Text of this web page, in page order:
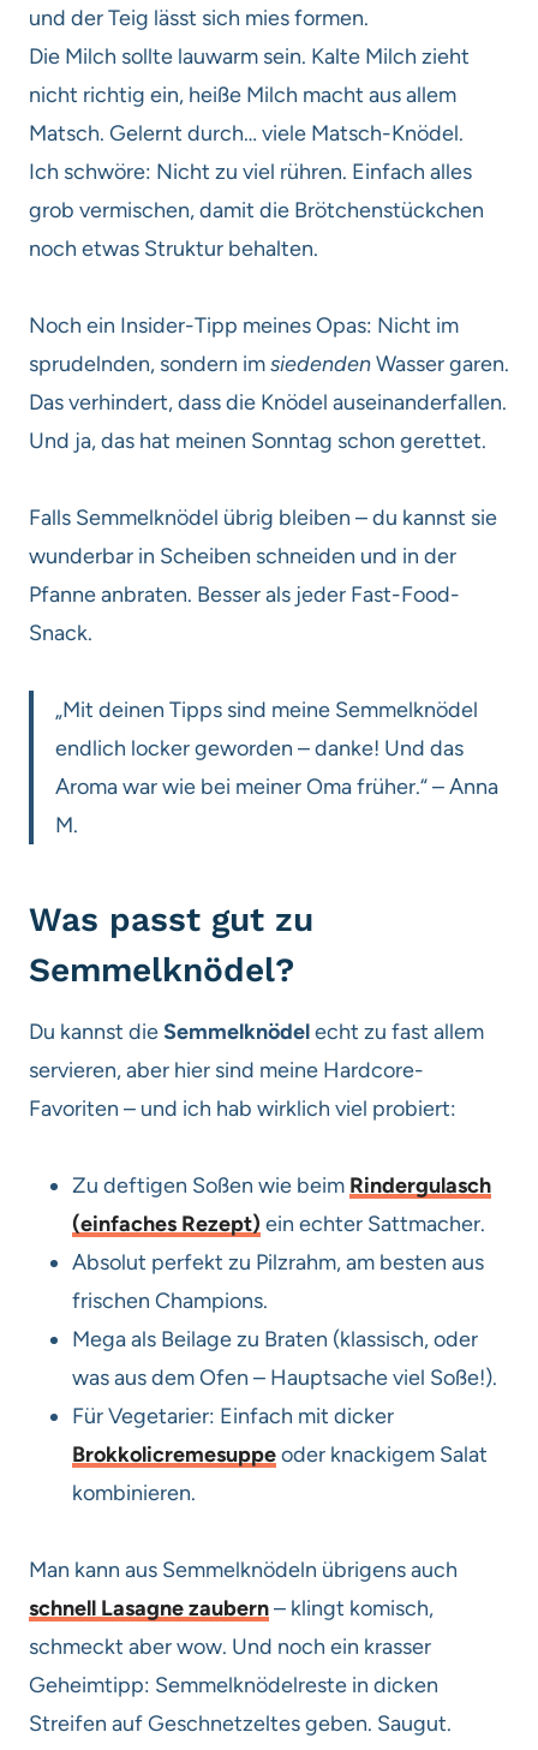
und der Teig lässt sich mies formen.
Die Milch sollte lauwarm sein. Kalte Milch zieht
nicht richtig ein, heiße Milch macht aus allem
Matsch. Gelernt durch… viele Matsch-Knödel.
Ich schwöre: Nicht zu viel rühren. Einfach alles
grob vermischen, damit die Brötchenstückchen
noch etwas Struktur behalten.
Noch ein Insider-Tipp meines Opas: Nicht im
sprudelnden, sondern imsiedendenWasser garen.
Das verhindert, dass die Knödel auseinanderfallen.
Und ja, das hat meinen Sonntag schon gerettet.
Falls Semmelknödel übrig bleiben – du kannst sie
wunderbar in Scheiben schneiden und in der
Pfanne anbraten. Besser als jeder Fast-Food-
Snack.
„Mit deinen Tipps sind meine Semmelknödel
endlich locker geworden – danke! Und das
Aroma war wie bei meiner Oma früher.“ – Anna
M.
Was passt gut zu
Semmelknödel?
Du kannst dieSemmelknödelecht zu fast allem
servieren, aber hier sind meine Hardcore-
Favoriten – und ich hab wirklich viel probiert:
Zu deftigen Soßen wie beim Rindergulasch
(einfaches Rezept) ein echter Sattmacher.
Absolut perfekt zu Pilzrahm, am besten aus
frischen Champions.
Mega als Beilage zu Braten (klassisch, oder
was aus dem Ofen – Hauptsache viel Soße!).
Für Vegetarier: Einfach mit dicker
Brokkolicremesuppeoder knackigem Salat
kombinieren.
Man kann aus Semmelknödeln übrigens auch
schnell Lasagne zaubern– klingt komisch,
schmeckt aber wow. Und noch ein krasser
Geheimtipp: Semmelknödelreste in dicken
Streifen auf Geschnetzeltes geben. Saugut.